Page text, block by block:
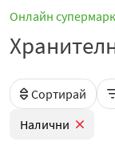
Онлайн
Сортирай
Налични